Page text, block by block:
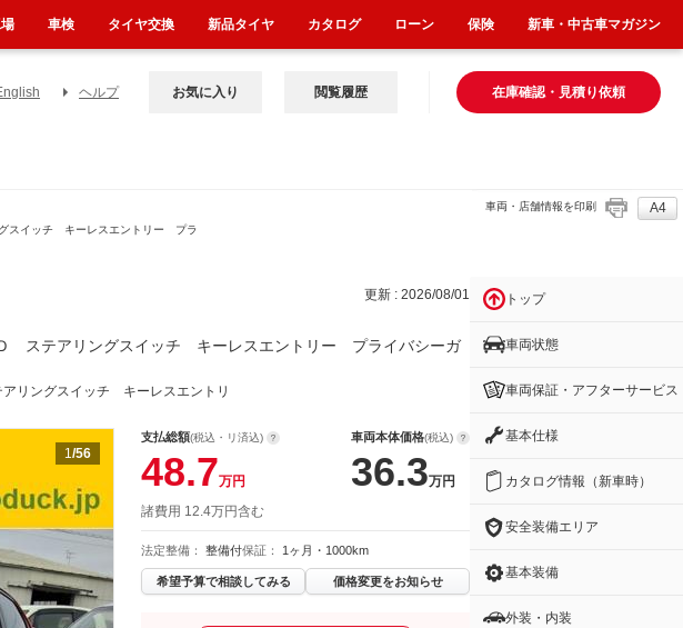
ヘルプ 在庫確認・見積り依頼
お気に入り 閲覧履歴
スイッチ キーレスエントリー プラ
車両・店舗情報を印刷 A4
更新 : 2026/08/01
テアリングスイッチ キーレスエントリー プライバシーガ
ングスイッチ キーレスエントリ
1/56
支払総額(税込・リ済込)
48.7万円
車両本体価格(税込)
36.3万円
諸費用 12.4万円含む
法定整備： 整備付保証： 1ヶ月・1000km
希望予算で相談してみる 価格変更をお知らせ
トップ
車両状態
車両保証・アフターサービス
基本仕様
カタログ情報（新車時）
安全装備エリア
基本装備
外装・内装
車検 タイヤ交換 新品タイヤ カタログ ローン 保険 新車・中古車マガジン